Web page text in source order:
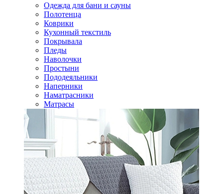
Одежда для бани и сауны
Полотенца
Коврики
Кухонный текстиль
Покрывала
Пледы
Наволочки
Простыни
Пододеяльники
Наперники
Наматрасники
Матрасы